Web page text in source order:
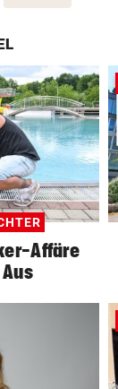
Affäre